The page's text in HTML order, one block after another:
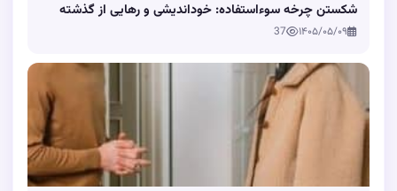
شکستن چرخه سوءاستفاده: خوداندیشی و رهایی از گذشته
۱۴۰۵/۰۵/۰۹ 37